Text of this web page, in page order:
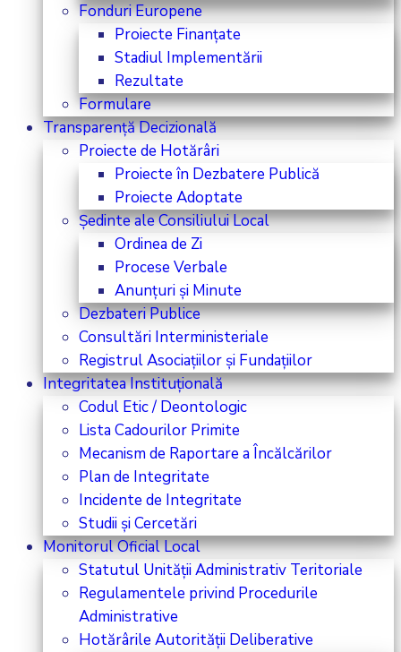
Fonduri Europene
Proiecte Finanțate
Stadiul Implementării
Rezultate
Formulare
Transparență Decizională
Proiecte de Hotărâri
Proiecte în Dezbatere Publică
Proiecte Adoptate
Ședinte ale Consiliului Local
Ordinea de Zi
Procese Verbale
Anunțuri și Minute
Dezbateri Publice
Consultări Interministeriale
Registrul Asociațiilor și Fundațiilor
Integritatea Instituțională
Codul Etic / Deontologic
Lista Cadourilor Primite
Mecanism de Raportare a Încălcărilor
Plan de Integritate
Incidente de Integritate
Studii și Cercetări
Monitorul Oficial Local
Statutul Unității Administrativ Teritoriale
Regulamentele privind Procedurile
Administrative
Hotărârile Autorității Deliberative